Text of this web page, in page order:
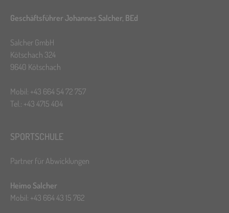
Geschäftsführer Johannes Salcher, BEd
Salcher GmbH
Kötschach 324
9640 Kötschach
Mobil: +43 664 54 72 757
Tel.: +43 4715 404
SPORTSCHULE
Partner für Abwicklungen
Heimo Salcher
Mobil: +43 664 43 15 762